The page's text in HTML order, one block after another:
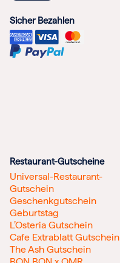
Sicher Bezahlen
Restaurant-Gutscheine
Universal-Restaurant-
Gutschein
Geschenkgutschein
Geburtstag
L’Osteria Gutschein
Cafe Extrablatt Gutschein
The Ash Gutschein